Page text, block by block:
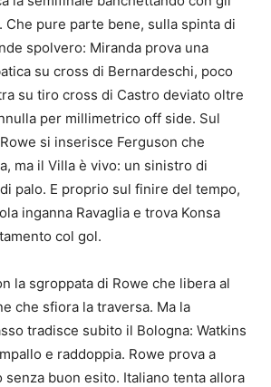
Che pure parte bene, sulla spinta di
spolvero: Miranda prova una
su cross di Bernardeschi, poco
su tiro cross di Castro deviato oltre
per millimetrico off side. Sul
si inserisce Ferguson che
ma il Villa è vivo: un sinistro di
palo. E proprio sul finire del tempo,
inganna Ravaglia e trova Konsa
col gol.
la sgroppata di Rowe che libera al
che sfiora la traversa. Ma la
tradisce subito il Bologna: Watkins
e raddoppia. Rowe prova a
buon esito. Italiano tenta allora